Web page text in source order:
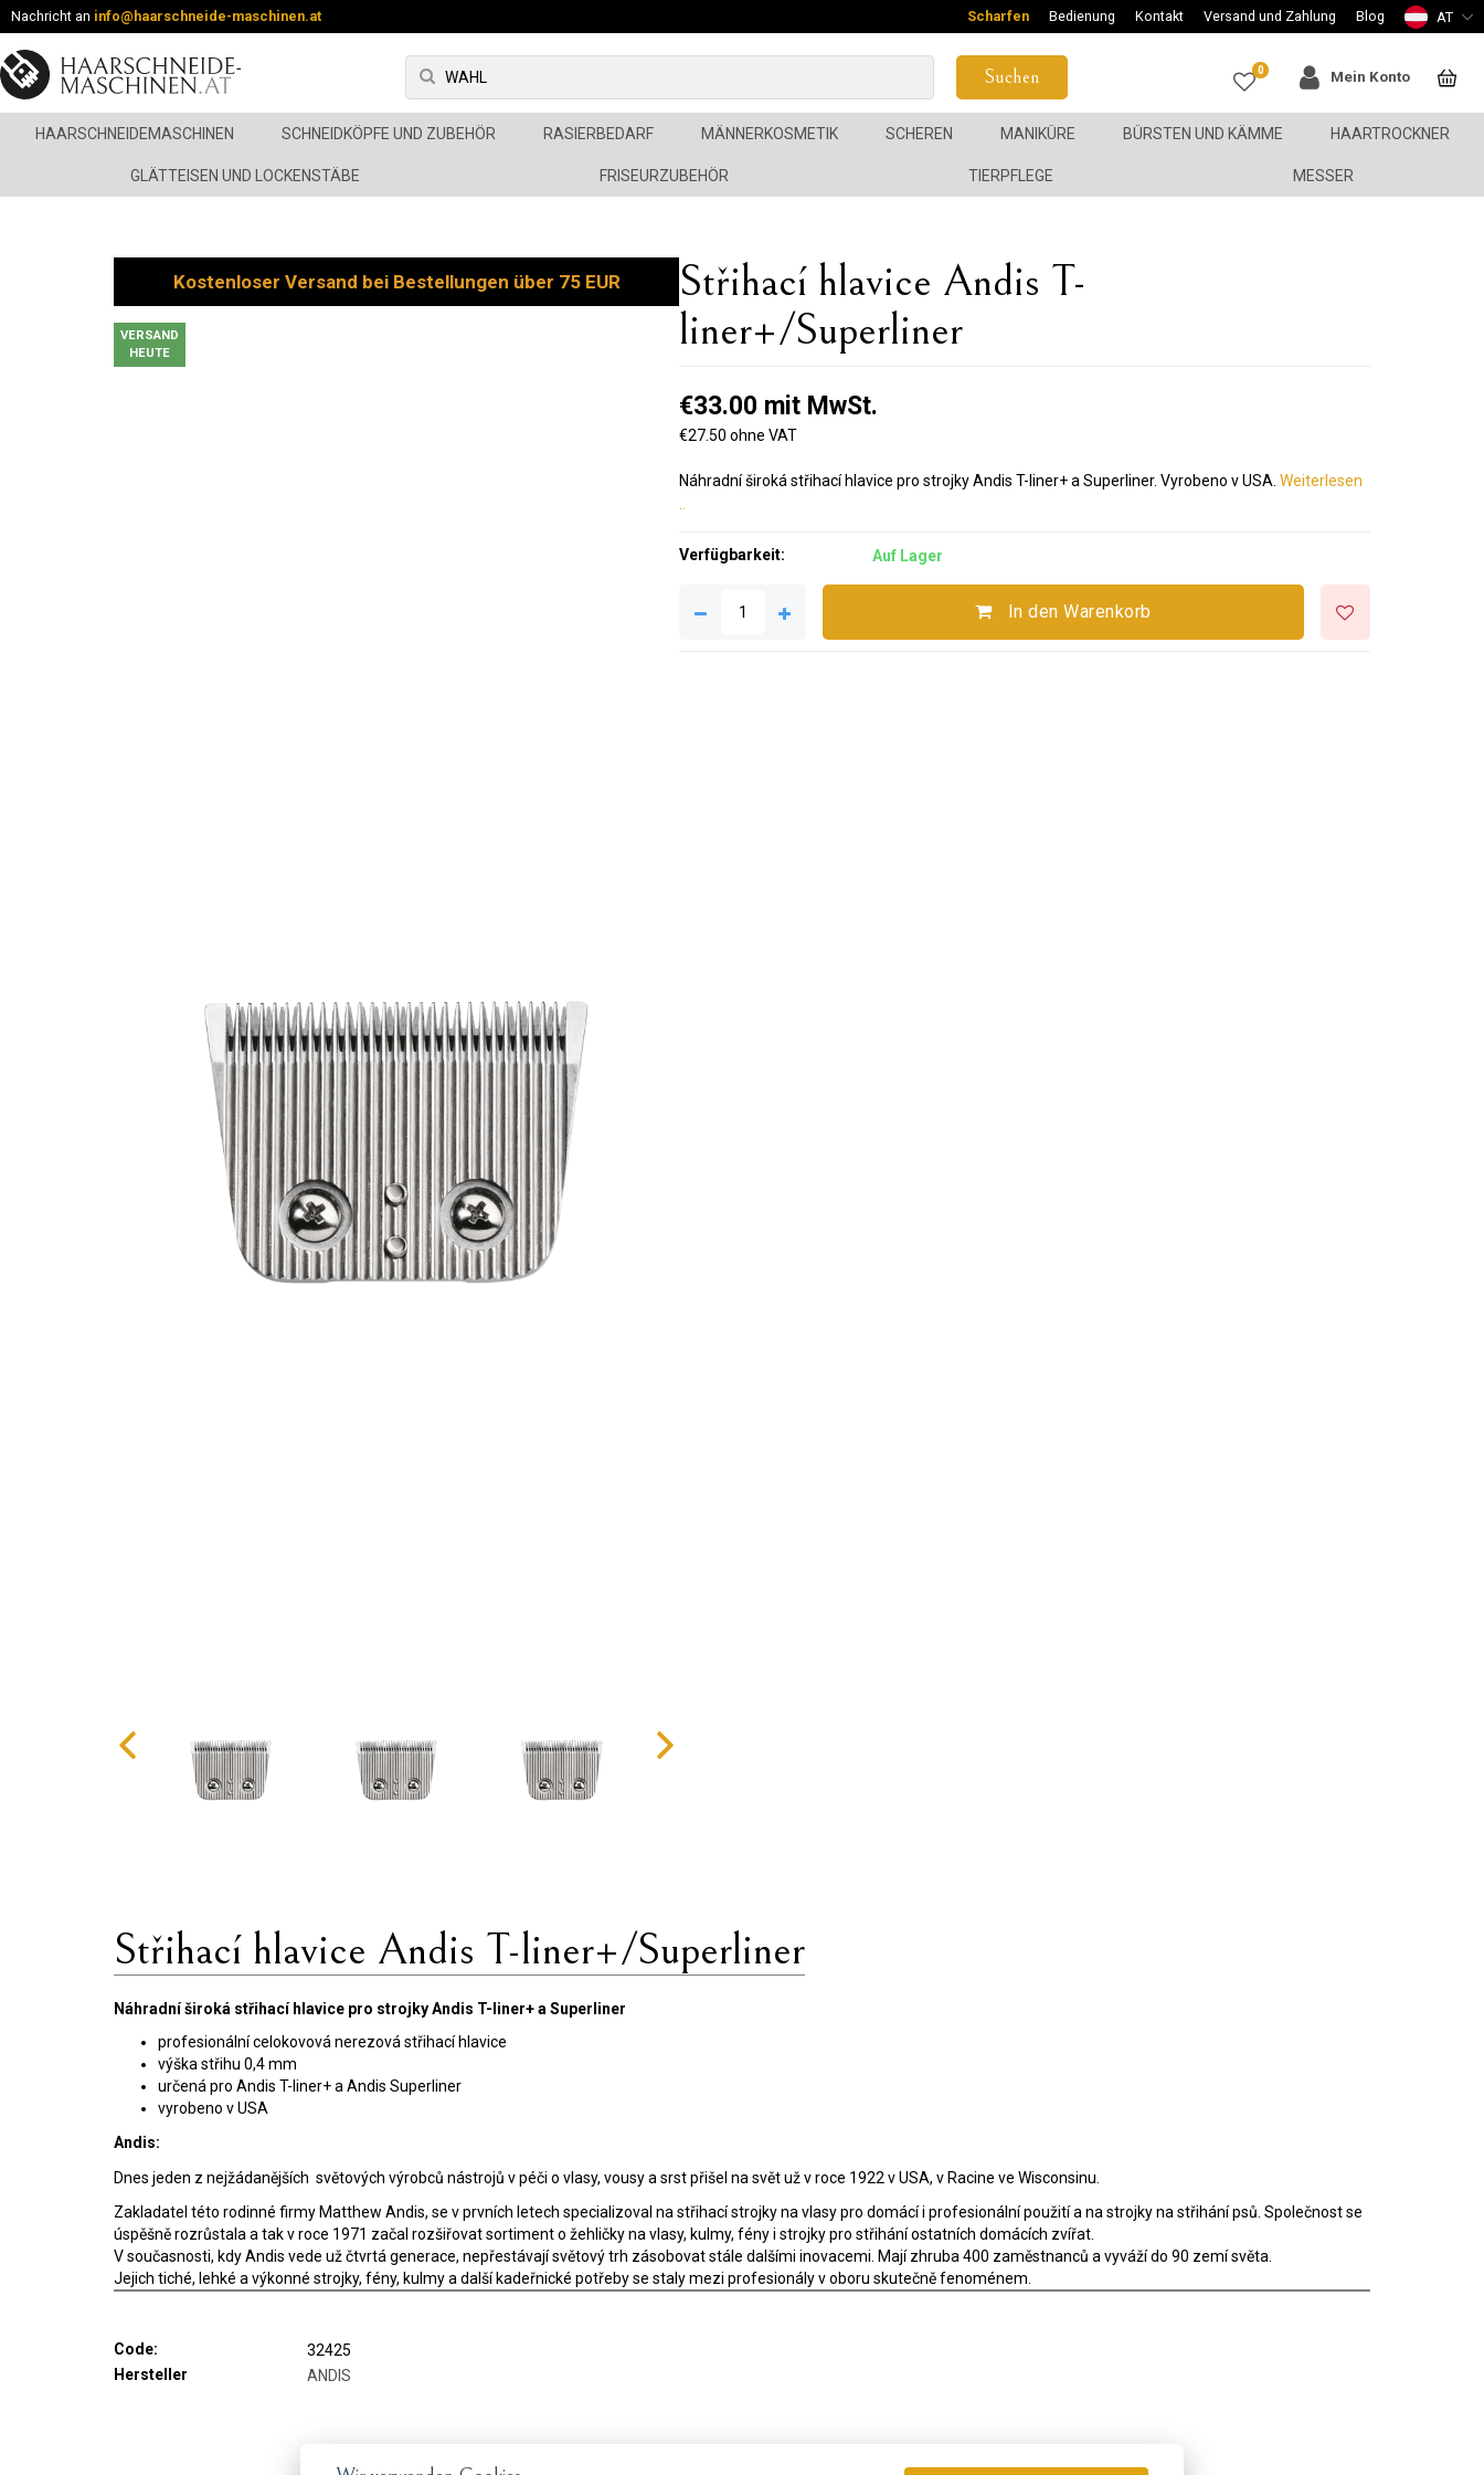
Nachricht an info@haarschneide-maschinen.at Scharfen Bedienung Kontakt Versand und Zahlung Blog AT
Suchen 0 Mein Konto
HAARSCHNEIDEMASCHINEN SCHNEIDKÖPFE UND ZUBEHÖR RASIERBEDARF MÄNNERKOSMETIK SCHEREN MANIKÜRE BÜRSTEN UND KÄMME HAARTROCKNER
GLÄTTEISEN UND LOCKENSTÄBE FRISEURZUBEHÖR TIERPFLEGE MESSER
Kostenloser Versand bei Bestellungen über 75 EUR
VERSAND
HEUTE
Střihací hlavice Andis T-
liner+/Superliner
€33.00 mit MwSt.
€27.50 ohne VAT
Náhradní široká střihací hlavice pro strojky Andis T-liner+ a Superliner. Vyrobeno v USA. Weiterlesen
Verfügbarkeit: Auf Lager
In den Warenkorb
Střihací hlavice Andis T-liner+/Superliner
Náhradní široká střihací hlavice pro strojky Andis T-liner+ a Superliner
profesionální celokovová nerezová střihací hlavice
výška střihu 0,4 mm
určená pro Andis T-liner+ a Andis Superliner
vyrobeno v USA
Andis:
Dnes jeden z nejžádanějších světových výrobců nástrojů v péči o vlasy, vousy a srst přišel na svět už v roce 1922 v USA, v Racine ve Wisconsinu.
Zakladatel této rodinné firmy Matthew Andis, se v prvních letech specializoval na střihací strojky na vlasy pro domácí i profesionální použití a na strojky na střihání psů. Společnost se
úspěšně rozrůstala a tak v roce 1971 začal rozšiřovat sortiment o žehličky na vlasy, kulmy, fény i strojky pro střihání ostatních domácích zvířat.
V současnosti, kdy Andis vede už čtvrtá generace, nepřestávají světový trh zásobovat stále dalšími inovacemi. Mají zhruba 400 zaměstnanců a vyváží do 90 zemí světa.
Jejich tiché, lehké a výkonné strojky, fény, kulmy a další kadeřnické potřeby se staly mezi profesionály v oboru skutečně fenoménem.
Code:
32425
Hersteller
ANDIS